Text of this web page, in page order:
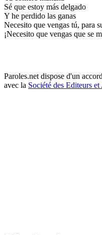
Sé que estoy más delgado
Y he perdido las ganas
Necesito que vengas tú, para
¡Necesito que vengas que se
Paroles.net dispose d'un
avec la Société des Editeurs